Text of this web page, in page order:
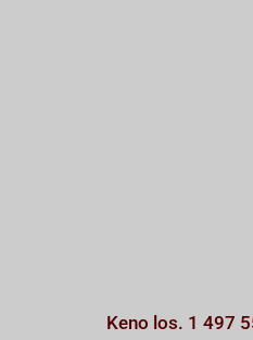
Keno los. 1 497